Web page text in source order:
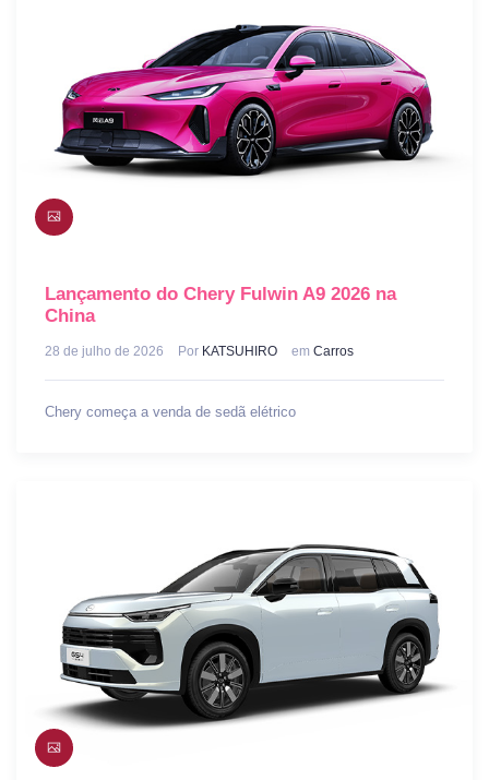
Lançamento do Chery Fulwin A9 2026 na
China
28 de julho de 2026 Por KATSUHIRO em Carros
Chery começa a venda de sedã elétrico